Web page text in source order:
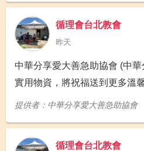
循理會台北教會
昨天
中華分享愛大善急助協會 (中
實用物資，將祝福送到更多溫
提供者：中華分享愛大善急助協會
循理會台北教會